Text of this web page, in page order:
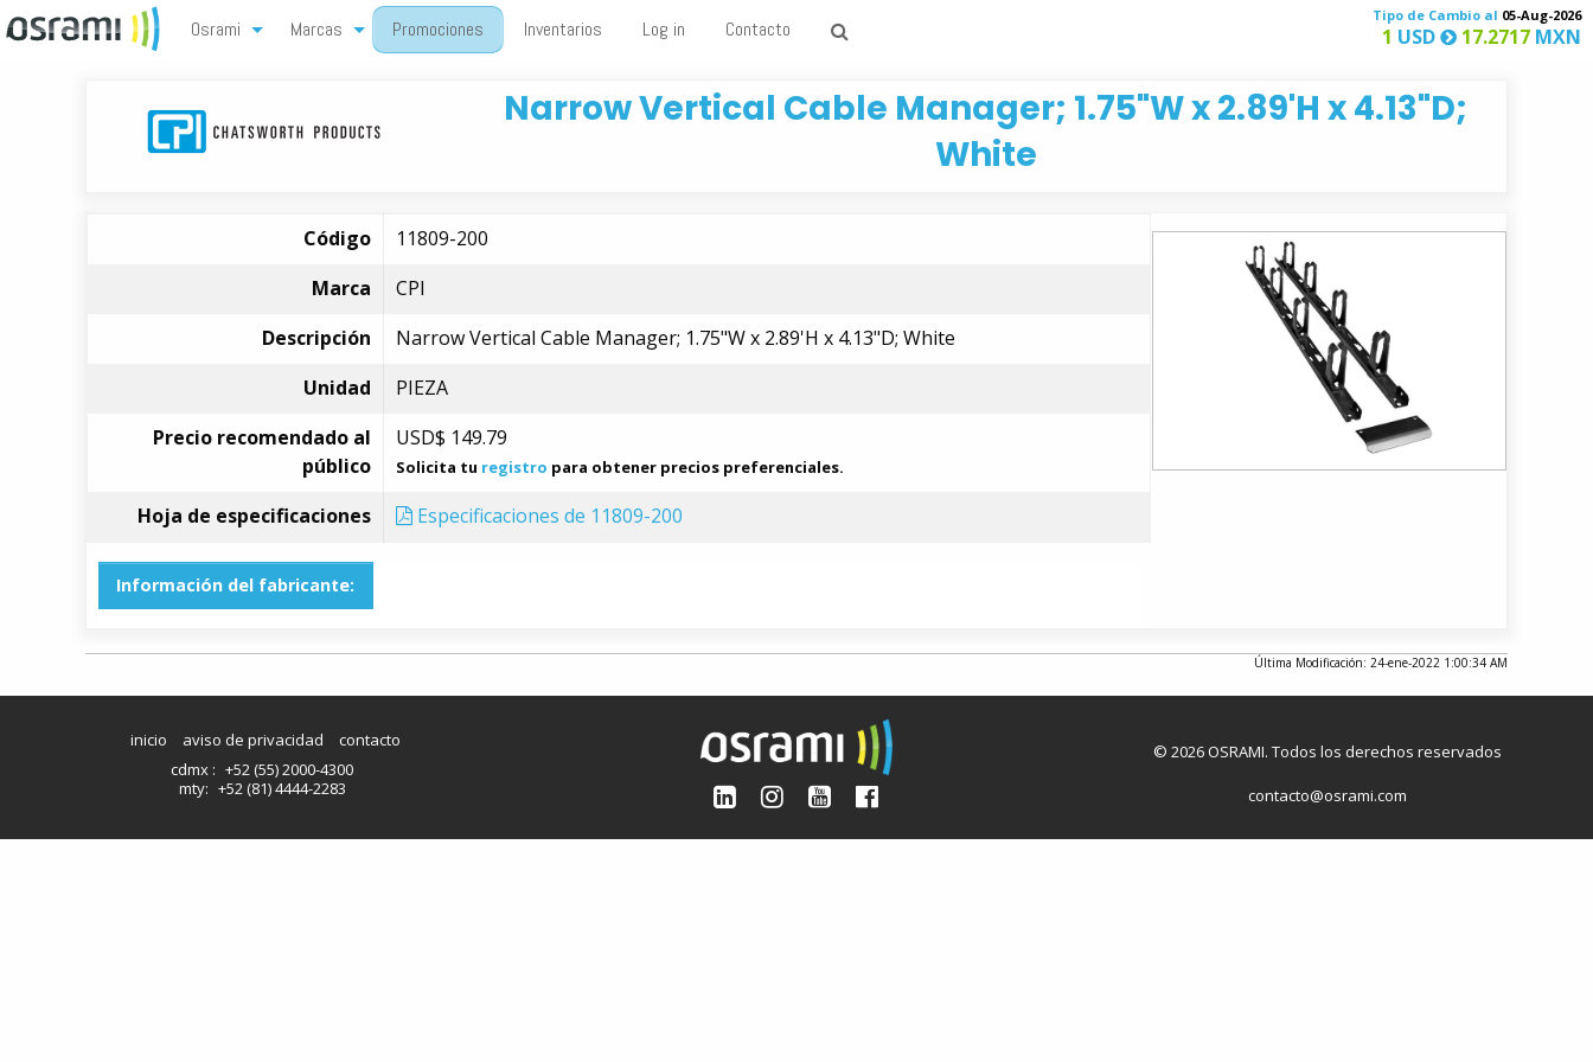
Osrami Marcas Promociones Inventarios Log in Contacto
Tipo de Cambio al 05-Aug-2026
1 USD 17.2717 MXN
Narrow Vertical Cable Manager; 1.75"W x 2.89'H x 4.13"D;
White
Código
11809-200
Marca
CPI
Descripción
Narrow Vertical Cable Manager; 1.75"W x 2.89'H x 4.13"D; White
Unidad
PIEZA
Precio recomendado al
público
USD$ 149.79
Solicita tu registro para obtener precios preferenciales.
Hoja de especificaciones Especificaciones de 11809-200
Información del fabricante:
Última Modificación: 24-ene-2022 1:00:34 AM
inicio aviso de privacidad
contacto
cdmx : +52 (55) 2000-4300
mty: +52 (81) 4444-2283
© 2026 OSRAMI. Todos los derechos reservados
contacto@osrami.com